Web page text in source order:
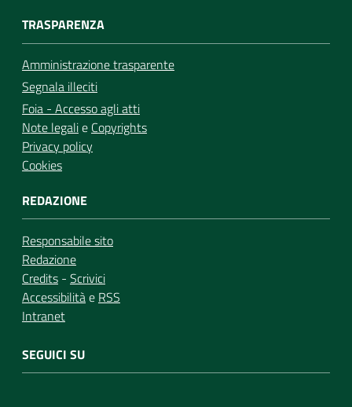
TRASPARENZA
Amministrazione trasparente
Segnala illeciti
Foia - Accesso agli atti
Note legalie Copyrights
Privacy policy
Cookies
REDAZIONE
Responsabile sito
Redazione
Credits - Scrivici
Accessibilitàe RSS
Intranet
SEGUICI SU